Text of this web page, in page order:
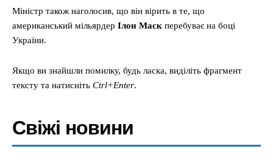
Міністр також наголосив, що він вірить в те, що
американський мільярдер Ілон Маск перебуває на боці
України.
Якщо ви знайшли помилку, будь ласка, виділіть фрагмент
тексту та натисніть Ctrl+Enter.
Свіжі новини